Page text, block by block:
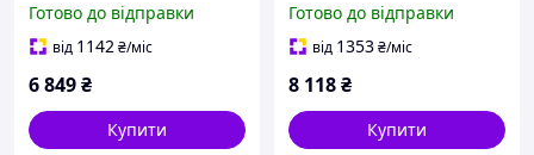
подряпини
7P6419091AX0U
Готово до відправки
від 1142₴/міс
6 849₴
Купити
Готово до відправки
від 1353₴/міс
8 118₴
Купити